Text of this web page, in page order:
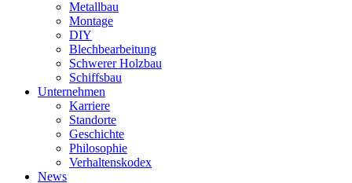
Metallbau
Montage
DIY
Blechbearbeitung
Schwerer Holzbau
Schiffsbau
Unternehmen
Karriere
Standorte
Geschichte
Philosophie
Verhaltenskodex
News